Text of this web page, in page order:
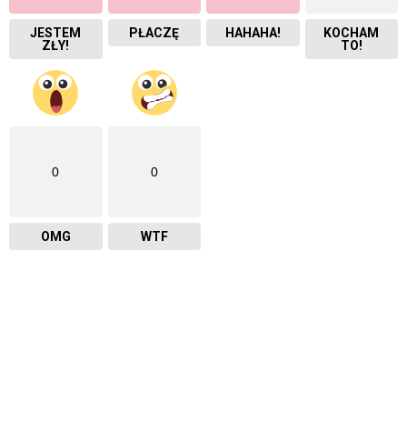
JESTEM
ZŁY!
PŁACZĘ HAHAHA!
KOCHAM
TO!
0
OMG
0
WTF